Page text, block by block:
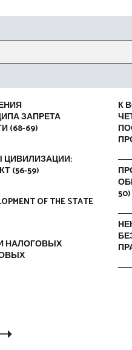
ЗАПРЕТА
(68-69)
К
ЦИВИЛИЗАЦИИ:
(56-59)
50)
OF THE STATE
НАЛОГОВЫХ